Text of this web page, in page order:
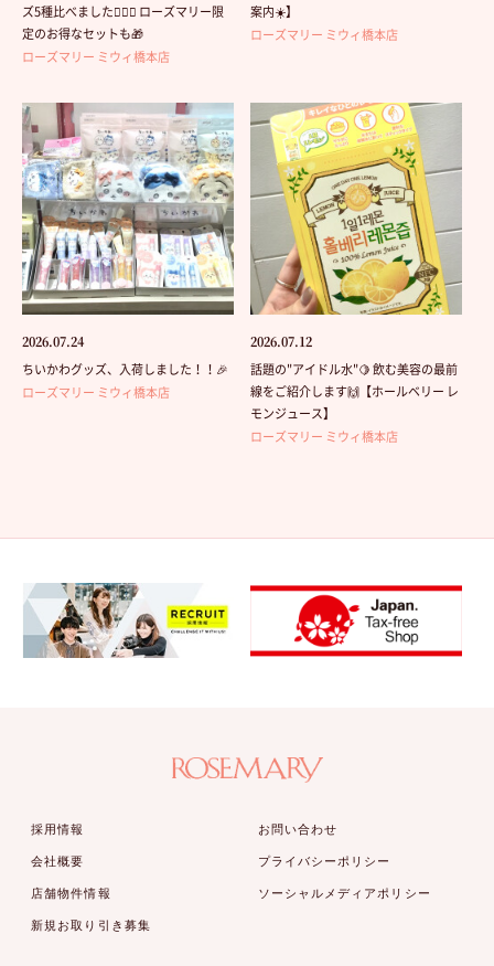
ズ5種比べました💁🏻‍♀️ ローズマリー限
定のお得なセットも🎁
ローズマリー ミウィ橋本店
案内☀️】
ローズマリー ミウィ橋本店
2026.07.24
ちいかわグッズ、入荷しました！！🎉
ローズマリー ミウィ橋本店
2026.07.12
話題の"アイドル水"🍋 飲む美容の最前
線をご紹介します🙌【ホールベリー レ
モンジュース】
ローズマリー ミウィ橋本店
採用情報
会社概要
店舗物件情報
新規お取り引き募集
お問い合わせ
プライバシーポリシー
ソーシャルメディアポリシー